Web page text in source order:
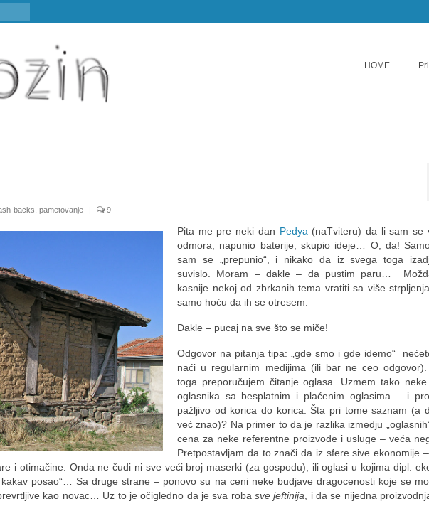
HOME
backs pametovanje | 9
Pita me pre neki dan Pedya (naTviteru) da li sam se
odmora, napunio baterije, skupio ideje… O, da!
sam se „prepunio“, i nikako da iz svega toga
suvislo. Moram – dakle – da pustim paru…
kasnije nekoj od zbrkanih tema vratiti sa više
samo hoću da ih se otresem.
Dakle – pucaj na sve što se miče!
Odgovor na pitanja tipa: „gde smo i gde idemo“
naći u regularnim medijima (ili bar ne ceo odgovor).
toga preporučujem čitanje oglasa. Uzmem tako
oglasnika sa besplatnim i plaćenim oglasima – i
pažljivo od korica do korica. Šta pri tome saznam (a
već znao)? Na primer to da je razlika izmedju
cena za neke referentne proizvode i usluge – veća
Pretpostavljam da to znači da iz sfere sive ekonomije
i otimačine. Onda ne čudi ni sve veći broj maserki (za gospodu), ili oglasi u kojima dipl.
posao“… Sa druge strane – ponovo su na ceni neke budjave dragocenosti koje se
kao novac… Uz to je očigledno da je sva robasve jeftinija , i da se nijedna